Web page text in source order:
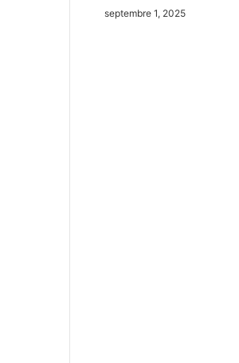
septembre 1, 2025